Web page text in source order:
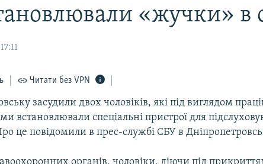
«жучки» в
Читати без VPN
засудили двох чоловіків, які під виглядом
встановлювали спеціальні пристрої для
це повідомили в прес-службі СБУ в